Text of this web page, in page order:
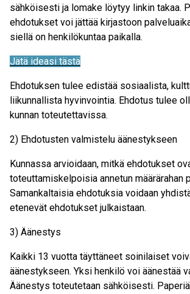
sähköisesti ja lomake löytyy linkin takaa.
ehdotukset voi jättää kirjastoon
siellä on henkilökuntaa paikalla.
Jätä ideasi tästä
Ehdotuksen tulee edistää sosiaalista,
liikunnallista hyvinvointia. Ehdotus tulee
kunnan toteutettavissa.
2) Ehdotusten valmistelu äänestykseen
Kunnassa arvioidaan, mitkä ehdotukset
toteuttamiskelpoisia annetun määrärahan
Samankaltaisia ehdotuksia voidaan
etenevät ehdotukset julkaistaan.
3) Äänestys
Kaikki 13 vuotta täyttäneet soinilaiset
äänestykseen. Yksi henkilö voi äänestää
Äänestys toteutetaan sähköisesti.